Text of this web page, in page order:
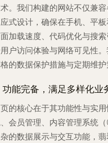
。我们构建的网站不仅兼
式设计，确保在手机、平
加载速度、代码优化与搜
户访问体验与网络可见性
的数据保护措施与定期维
功能完备，满足多样化业
的核心在于其功能性与实
会员管理、内容管理系统
的数据展示与交互功能，